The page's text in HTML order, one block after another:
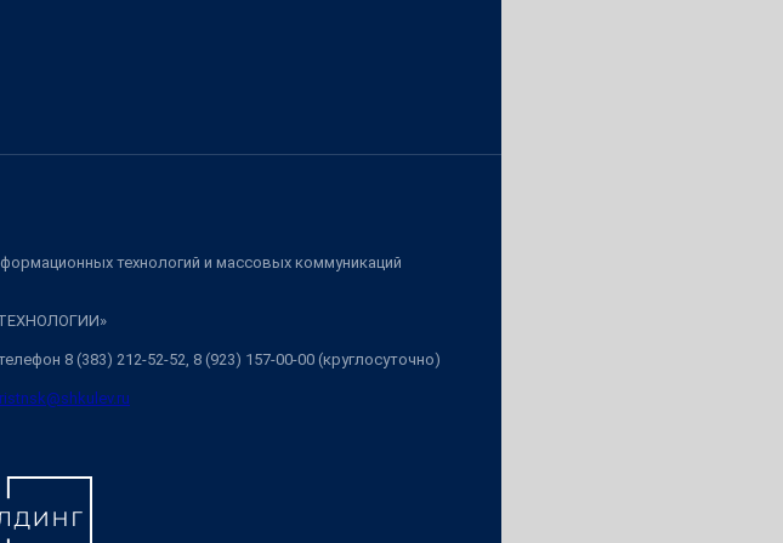
технологий и массовых коммуникаций
ТЕХНОЛОГИИ»
8 (383) 212-52-52, 8 (923) 157-00-00 (круглосуточно)